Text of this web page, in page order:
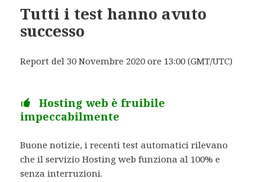
Tutti i test hanno avuto
successo
Report del 30 Novembre 2020 ore 13:00 (GMT/UTC)
Hosting web è fruibile
impeccabilmente
Buone notizie, i recenti test automatici rilevano
che il servizio Hosting web funziona al 100% e
senza interruzioni.